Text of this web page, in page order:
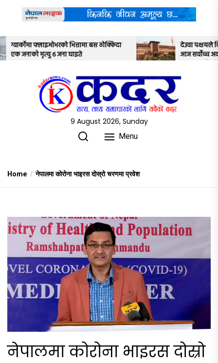
content
देउवा पक्षयले दिएकोे पुनरावलोकन निवेदनमाथि
आज सर्वोच्च अदालतका तीन न्यायाधीशले
9 August 2026, Sunday
Menu
Home नेपालमा कोरोना भाइरस दोस्रो चरणमा प्रवेश
नेपालमा कोरोना भाइरस दोस्रो